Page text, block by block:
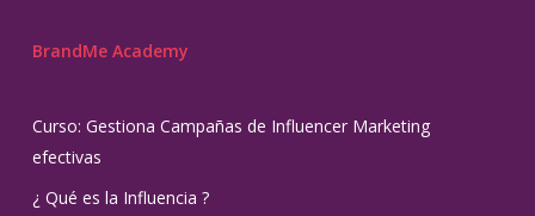
BrandMe Academy
Curso: Gestiona Campañas de Influencer Marketing
efectivas
¿ Qué es la Influencia ?